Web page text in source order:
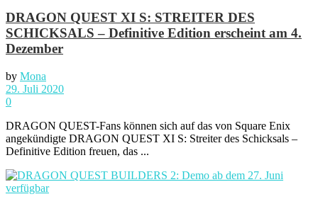
DRAGON QUEST XI S: STREITER DES
SCHICKSALS – Definitive Edition erscheint am 4.
Dezember
by Mona
29. Juli 2020
0
DRAGON QUEST-Fans können sich auf das von Square Enix
angekündigte DRAGON QUEST XI S: Streiter des Schicksals –
Definitive Edition freuen, das ...